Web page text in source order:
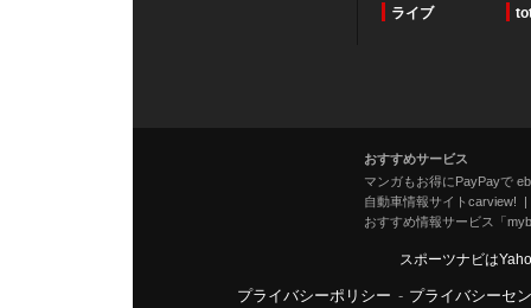
ライブ
おすすめサービス
マンガもお得にPayPayで
自動車情報サイトcarview!
おすすめ情報サービス「
スポーツナビは
プライバシーポリシー - プライバシーセ